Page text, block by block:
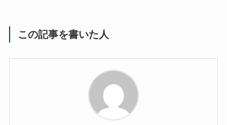
この記事を書いた人